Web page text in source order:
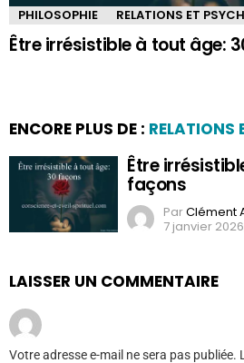
PHILOSOPHIE RELATIONS ET
Être irrésistible à tout âge:
ENCORE PLUS DE : RELATIONS
Être
façons
ParClément
7 janvier
LAISSER UN COMMENTAIRE
Votre adresse e-mail ne sera pas publiée.